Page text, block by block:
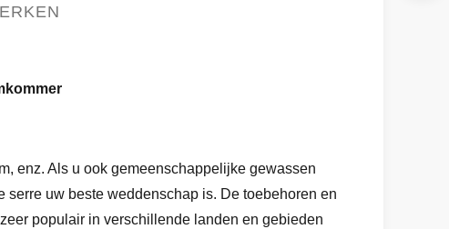
enz. Als u ook gemeenschappelijke gewassen
uw beste weddenschap is. De toebehoren en
populair in verschillende landen en gebieden